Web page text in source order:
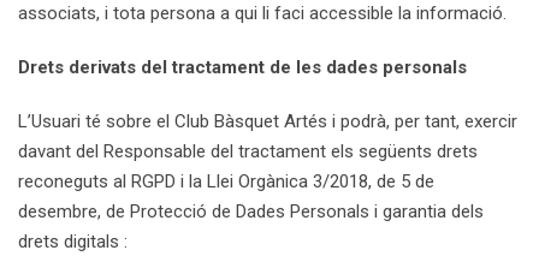
associats, i tota persona a qui li faci accessible la informació.
Drets derivats del tractament de les dades personals
L’Usuari té sobre el Club Bàsquet Artés i podrà, per tant, exercir
davant del Responsable del tractament els següents drets
reconeguts al RGPD i la Llei Orgànica 3/2018, de 5 de
desembre, de Protecció de Dades Personals i garantia dels
drets digitals :